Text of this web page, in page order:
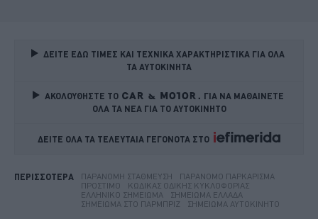
ΔΕΙΤΕ ΕΔΩ ΤΙΜΕΣ ΚΑΙ ΤΕΧΝΙΚΑ ΧΑΡΑΚΤΗΡΙΣΤΙΚΑ ΓΙΑ ΟΛΑ
ΤΑ ΑΥΤΟΚΙΝΗΤΑ
ΑΚΟΛΟΥΘΗΣΤΕ ΤΟ
ΓΙΑ ΝΑ ΜΑΘΑΙΝΕΤΕ
ΟΛΑ ΤΑ ΝΕΑ ΓΙΑ ΤΟ ΑΥΤΟΚΙΝΗΤΟ
ΔΕΙΤΕ ΟΛΑ ΤΑ ΤΕΛΕΥΤΑΙΑ ΓΕΓΟΝΟΤΑ ΣΤΟ
ΠΕΡΙΣΣΟΤΕΡΑ ΠΑΡΆΝΟΜΗ ΣΤΆΘΜΕΥΣΗ
ΠΑΡΆΝΟΜΟ ΠΑΡΚΆΡΙΣΜΑ
ΠΡΌΣΤΙΜΟ
ΚΏΔΙΚΑΣ ΟΔΙΚΉΣ ΚΥΚΛΟΦΟΡΊΑΣ
ΕΛΛΗΝΙΚΌ ΣΗΜΕΊΩΜΑ
ΣΗΜΕΊΩΜΑ ΕΛΛΆΔΑ
ΣΗΜΕΊΩΜΑ ΣΤΟ ΠΑΡΜΠΡΊΖ
ΣΗΜΕΊΩΜΑ ΑΥΤΟΚΊΝΗΤΟ